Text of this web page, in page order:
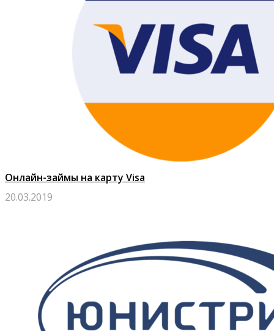
Онлайн-займы на карту Visa
20.03.2019